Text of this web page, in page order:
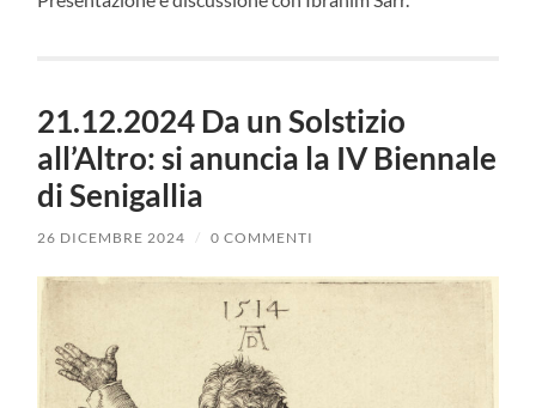
21.12.2024 Da un Solstizio
all’Altro: si anuncia la IV Biennale
di Senigallia
26 DICEMBRE 2024 / 0 COMMENTI